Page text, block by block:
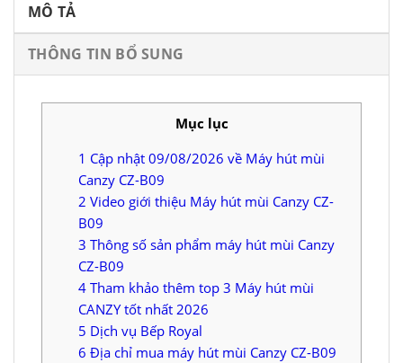
MÔ TẢ
THÔNG TIN BỔ SUNG
Mục lục
1 Cập nhật 09/08/2026 về Máy hút mùi
Canzy CZ-B09
2 Video giới thiệu Máy hút mùi Canzy CZ-
B09
3 Thông số sản phẩm máy hút mùi Canzy
CZ-B09
4 Tham khảo thêm top 3 Máy hút mùi
CANZY tốt nhất 2026
5 Dịch vụ Bếp Royal
6 Địa chỉ mua máy hút mùi Canzy CZ-B09